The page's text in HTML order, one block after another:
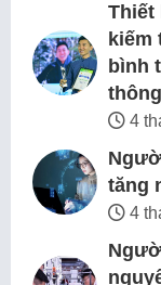
Thiết
kiếm
bình
thông
4
tăng
4